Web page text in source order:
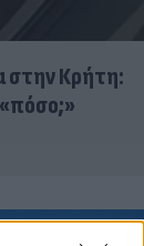
στην Κρήτη: